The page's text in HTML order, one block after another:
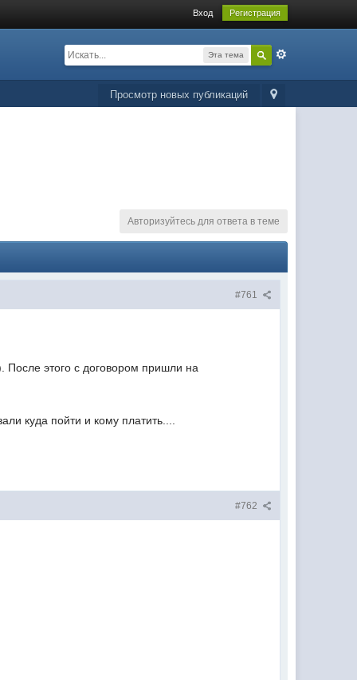
Вход Регистрация
Эта тема
Просмотр новых публикаций
Авторизуйтесь для ответа в теме
#761
После этого с договором пришли на
куда пойти и кому платить....
#762